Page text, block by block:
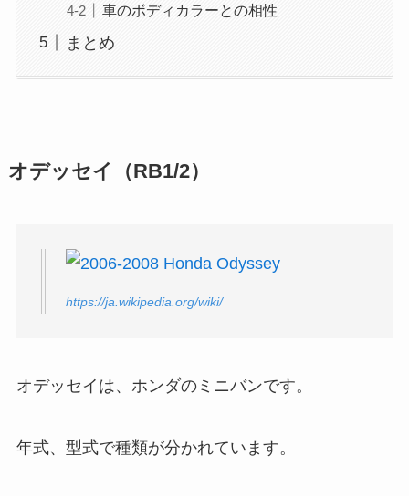
車のボディカラーとの相性
まとめ
オデッセイ（RB1/2）
https://ja.wikipedia.org/wiki/
オデッセイは、ホンダのミニバンです。
年式、型式で種類が分かれています。